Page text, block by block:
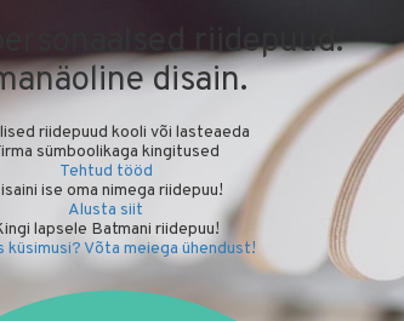
riidepuud.
disain.
riidepuud kooli või lasteaeda
sümboolikaga kingitused
Tehtud tööd
ise oma nimega riidepuu!
Alusta siit
lapsele Batmani riidepuu!
küsimusi? Võta meiega ühendust!